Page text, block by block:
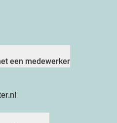
een medewerker